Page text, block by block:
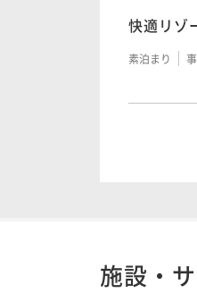
快適リゾ
素泊まり
コテージ
施設・